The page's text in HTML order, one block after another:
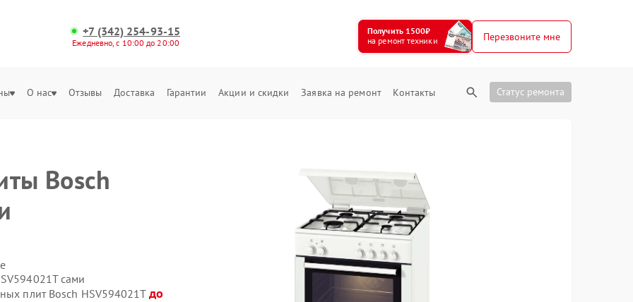
+7 (342) 254-93-15
Ежедневно, с 10:00 до 20:00
Получить 1500₽
на ремонт техники
Перезвоните мне
О нас Отзывы Доставка Гарантии Акции и скидки Заявка на ремонт Контакты Статус ремонта
Bosch
сами
плит Bosch HSV594021T до